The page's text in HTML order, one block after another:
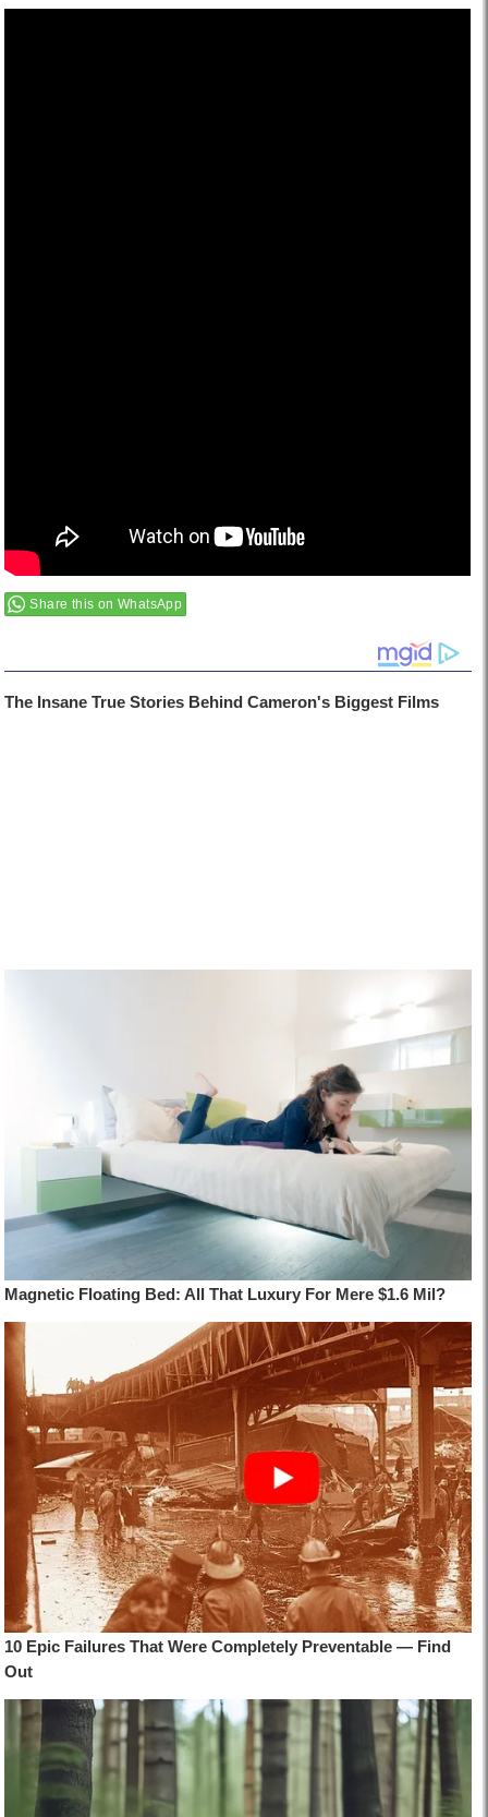
Share this on WhatsApp